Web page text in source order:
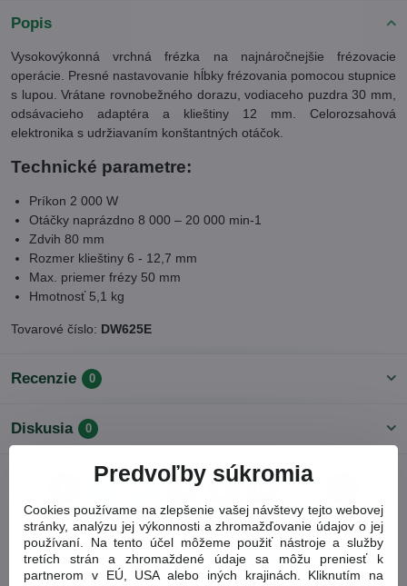
Popis
Vysokovýkonná vrchná frézka na najnáročnejšie frézovacie
operácie. Presné nastavovanie hĺbky frézovania pomocou stupnice
s lupou. Vrátane rovnobežného dorazu, vodiaceho puzdra 30 mm,
odsávacieho adaptéra a klieštiny 12 mm. Celorozsahová
elektronika s udržiavaním konštantných otáčok.
Technické parametre:
Príkon 2 000 W
Otáčky naprázdno 8 000 – 20 000 min-1
Zdvih 80 mm
Rozmer klieštiny 6 - 12,7 mm
Max. priemer frézy 50 mm
Hmotnosť 5,1 kg
Tovarové číslo: DW625E
Recenzie 0
Diskusia 0
mail
Predchádzajúci
produkt
Nasledujúci produkt
Predvoľby súkromia
Cookies používame na zlepšenie vašej návštevy tejto webovej
stránky, analýzu jej výkonnosti a zhromažďovanie údajov o jej
používaní. Na tento účel môžeme použiť nástroje a služby
tretích strán a zhromaždené údaje sa môžu preniesť k
partnerom v EÚ, USA alebo iných krajinách. Kliknutím na